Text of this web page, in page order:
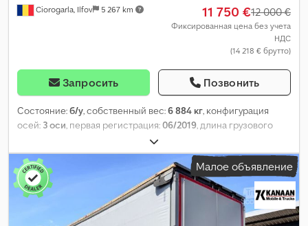
Ciorogarla, Ilfov 5 267 km 11 750 €12 000 €
Фиксированная цена без учета
НДС
(14 218 € брутто)
Запросить Позвонить
Состояние:б/у, собственный вес:6 884 кг, конфигурация
осей: 3 оси , первая регистрация:06/2019 , длина грузового
, ширина пространства для загрузки:
мм, высота грузового отсека:2 900 мм, объем грузового
пространства:
, размер шины:435/50 R19,5 , колесная
база:7 700 мм красный, Год выпуска:2019
Малое объявление